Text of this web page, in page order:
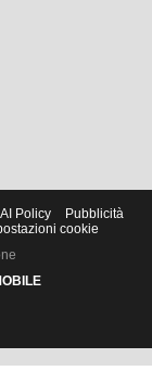
AI Policy
Pubblicità
cookie